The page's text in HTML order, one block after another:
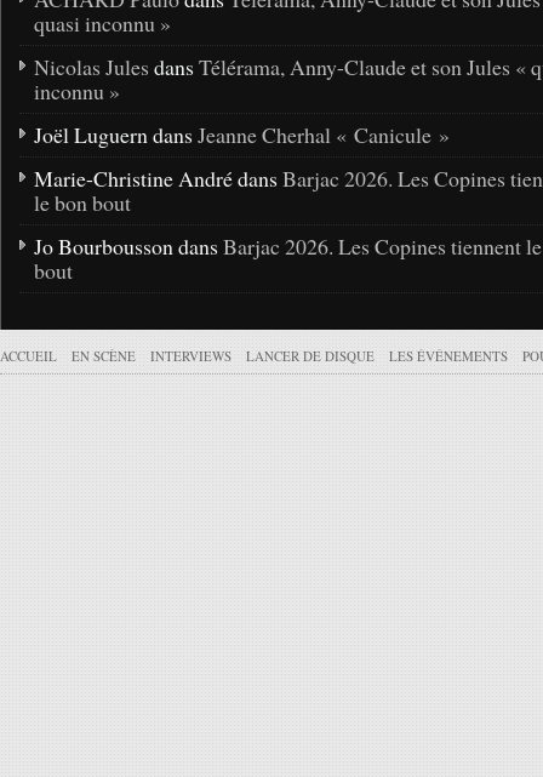
quasi inconnu »
Nicolas Jules dans Télérama, Anny-Claude et son Jules «
inconnu »
Joël Luguern dans Jeanne Cherhal « Canicule »
Marie-Christine André dans Barjac 2026. Les Copines
le bon bout
Jo Bourbousson dans Barjac 2026. Les Copines tiennent
bout
ACCUEIL EN SCÈNE INTERVIEWS LANCER DE DISQUE LES ÉVÉNEMENTS